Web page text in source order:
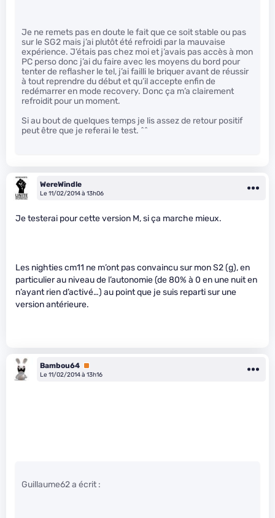
Je ne remets pas en doute le fait que ce soit stable ou pas
sur le SG2 mais j’ai plutôt été refroidi par la mauvaise
expérience. J’étais pas chez moi et j’avais pas accès à mon
PC perso donc j’ai du faire avec les moyens du bord pour
tenter de reflasher le tel, j’ai failli le briquer avant de réussir
à tout reprendre du début et qu’il accepte enfin de
redémarrer en mode recovery. Donc ça m’a clairement
refroidit pour un moment.
Si au bout de quelques temps je lis assez de retour positif
peut être que je referai le test. ^^
WereWindle
Le 11/02/2014 à 13h06
Je testerai pour cette version M, si ça marche mieux.
Les nighties cm11 ne m’ont pas convaincu sur mon S2 (g), en
particulier au niveau de l’autonomie (de 80% à 0 en une nuit en
n’ayant rien d’activé…) au point que je suis reparti sur une
version antérieure.
Bambou64 Premium
Le 11/02/2014 à 13h16
Guillaume62 a écrit :